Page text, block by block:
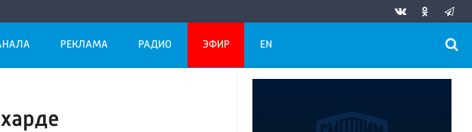
РЕКЛАМА РАДИО ЭФИР EN